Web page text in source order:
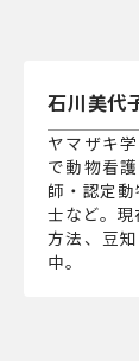
石川美代
ヤマザキ
で動物看
師・認定
士など。
方法、豆
中。